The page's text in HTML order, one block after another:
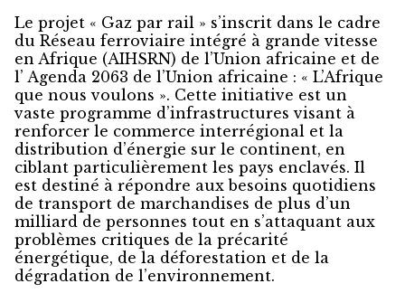
Le projet « Gaz par rail » s’inscrit dans le cadre
du Réseau ferroviaire intégré à grande vitesse
en Afrique (AIHSRN) de l’Union africaine et de
l’ Agenda 2063 de l’Union africaine : « L’Afrique
que nous voulons ». Cette initiative est un
vaste programme d’infrastructures visant à
renforcer le commerce interrégional et la
distribution d’énergie sur le continent, en
ciblant particulièrement les pays enclavés. Il
est destiné à répondre aux besoins quotidiens
de transport de marchandises de plus d’un
milliard de personnes tout en s’attaquant aux
problèmes critiques de la précarité
énergétique, de la déforestation et de la
dégradation de l’environnement.